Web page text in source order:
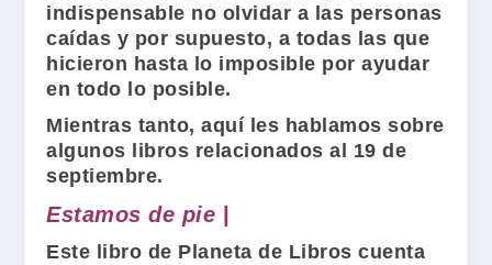
indispensable no olvidar a las personas
caídas y por supuesto, a todas las que
hicieron hasta lo imposible por ayudar
en todo lo posible.
Mientras tanto, aquí les hablamos sobre
algunos libros relacionados al 19 de
septiembre.
Estamos de pie
Este libro de Planeta de Libros cuenta